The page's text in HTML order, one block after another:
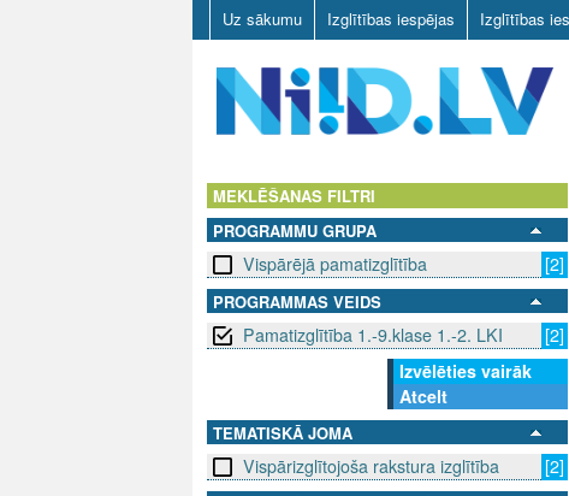
Uz sākumu Izglītības iespējas Izglītības
D
V
MEKLĒŠANAS FILTRI
PROGRAMMU GRUPA
Vispārējā pamatizglītība [2]
PROGRAMMAS VEIDS
Pamatizglītība 1.-9.klase 1.-2. LKI
[2]
Izvēlēties vairāk
Atcelt
TEMATISKĀ JOMA
Vispārizglītojoša rakstura izglītība [2]